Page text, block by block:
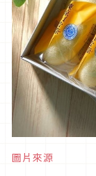
圖片來源